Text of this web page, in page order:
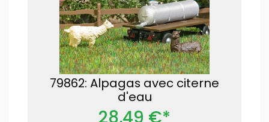
79862: Alpagas avec citerne
d'eau